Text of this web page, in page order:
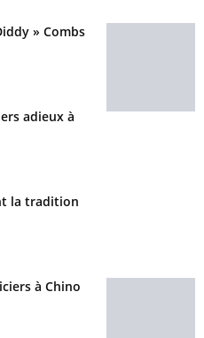
» Combs
adieux à
la tradition
à Chino